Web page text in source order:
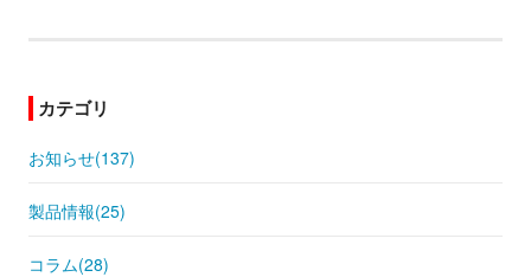
カテゴリ
お知らせ(137)
製品情報(25)
コラム(28)